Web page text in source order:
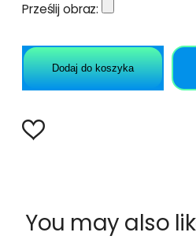
Prześlij obraz:
Dodaj do koszyka
You may also